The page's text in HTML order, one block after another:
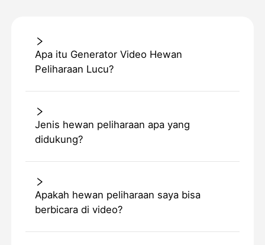
Apa itu Generator Video Hewan
Peliharaan Lucu?
Jenis hewan peliharaan apa yang
didukung?
Apakah hewan peliharaan saya bisa
berbicara di video?